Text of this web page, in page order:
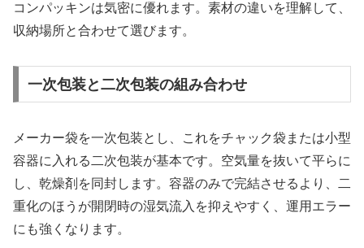
コンパッキンは気密に優れます。素材の違いを理解して、
収納場所と合わせて選びます。
一次包装と二次包装の組み合わせ
メーカー袋を一次包装とし、これをチャック袋または小型
容器に入れる二次包装が基本です。空気量を抜いて平らに
し、乾燥剤を同封します。容器のみで完結させるより、二
重化のほうが開閉時の湿気流入を抑えやすく、運用エラー
にも強くなります。